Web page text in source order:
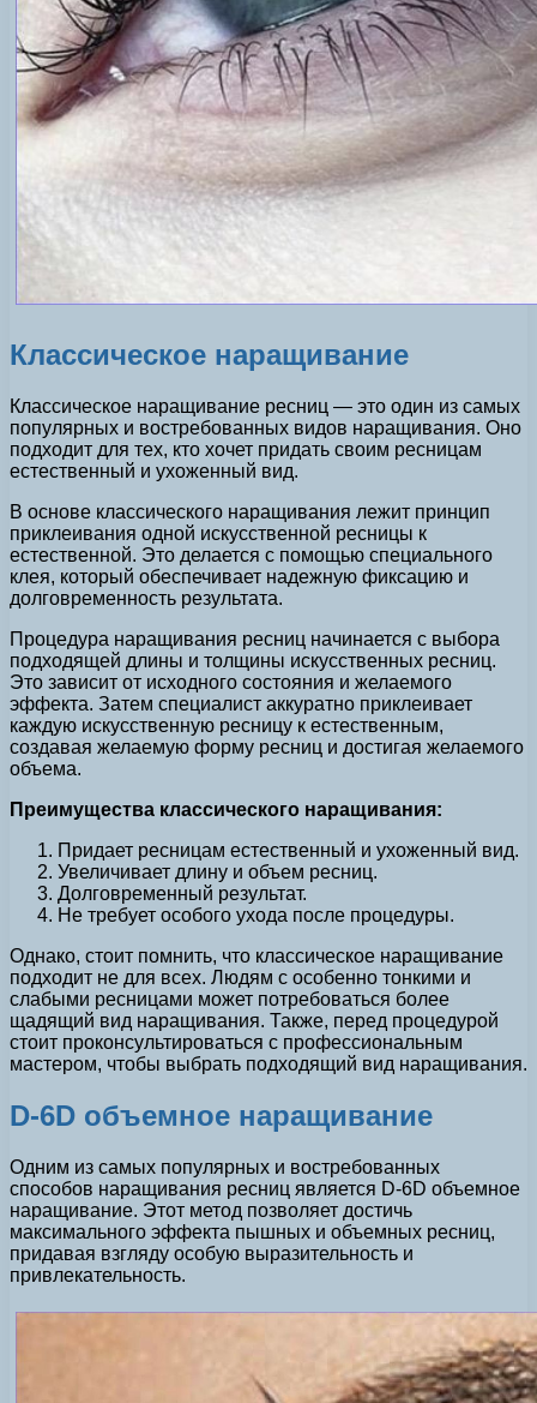
Классическое наращивание
Классическое наращивание ресниц — это один из самых
популярных и востребованных видов наращивания. Оно
подходит для тех, кто хочет придать своим ресницам
естественный и ухоженный вид.
В основе классического наращивания лежит принцип
приклеивания одной искусственной ресницы к
естественной. Это делается с помощью специального
клея, который обеспечивает надежную фиксацию и
долговременность результата.
Процедура наращивания ресниц начинается с выбора
подходящей длины и толщины искусственных ресниц.
Это зависит от исходного состояния и желаемого
эффекта. Затем специалист аккуратно приклеивает
каждую искусственную ресницу к естественным,
создавая желаемую форму ресниц и достигая желаемого
объема.
Преимущества классического наращивания:
Придает ресницам естественный и ухоженный вид.
Увеличивает длину и объем ресниц.
Долговременный результат.
Не требует особого ухода после процедуры.
Однако, стоит помнить, что классическое наращивание
подходит не для всех. Людям с особенно тонкими и
слабыми ресницами может потребоваться более
щадящий вид наращивания. Также, перед процедурой
стоит проконсультироваться с профессиональным
мастером, чтобы выбрать подходящий вид наращивания.
D-6D объемное наращивание
Одним из самых популярных и востребованных
способов наращивания ресниц является D-6D объемное
наращивание. Этот метод позволяет достичь
максимального эффекта пышных и объемных ресниц,
придавая взгляду особую выразительность и
привлекательность.